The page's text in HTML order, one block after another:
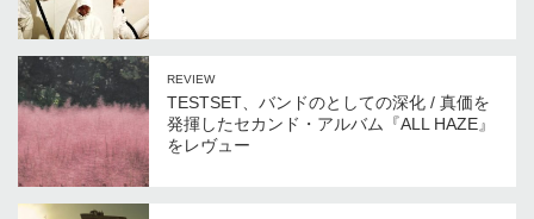
REVIEW
TESTSET、バンドのとしての深化 / 真価を
発揮したセカンド・アルバム『ALL HAZE』
をレヴュー